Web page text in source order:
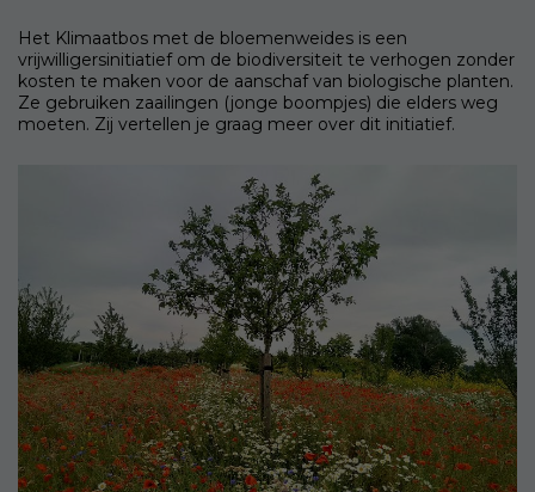
Het Klimaatbos met de bloemenweides is een
vrijwilligersinitiatief om de biodiversiteit te verhogen zonder
kosten te maken voor de aanschaf van biologische planten.
Ze gebruiken zaailingen (jonge boompjes) die elders weg
moeten. Zij vertellen je graag meer over dit initiatief.